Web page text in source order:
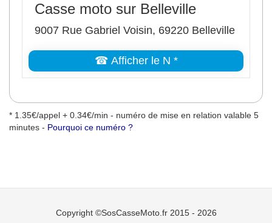
Casse moto sur Belleville
9007 Rue Gabriel Voisin, 69220 Belleville
☎ Afficher le N *
* 1.35€/appel + 0.34€/min - numéro de mise en relation valable 5
minutes - Pourquoi ce numéro ?
Copyright ©SosCasseMoto.fr 2015 - 2026